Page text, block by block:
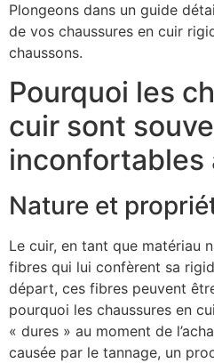
Plongeons dans un guide
de vos chaussures en cuir
chaussons.
Pourquoi les
cuir sont
inconfortables
Nature et
Le cuir, en tant que matériau
fibres qui lui confèrent sa
départ, ces fibres peuvent
pourquoi les chaussures en
« dures » au moment de
causée par le tannage, un